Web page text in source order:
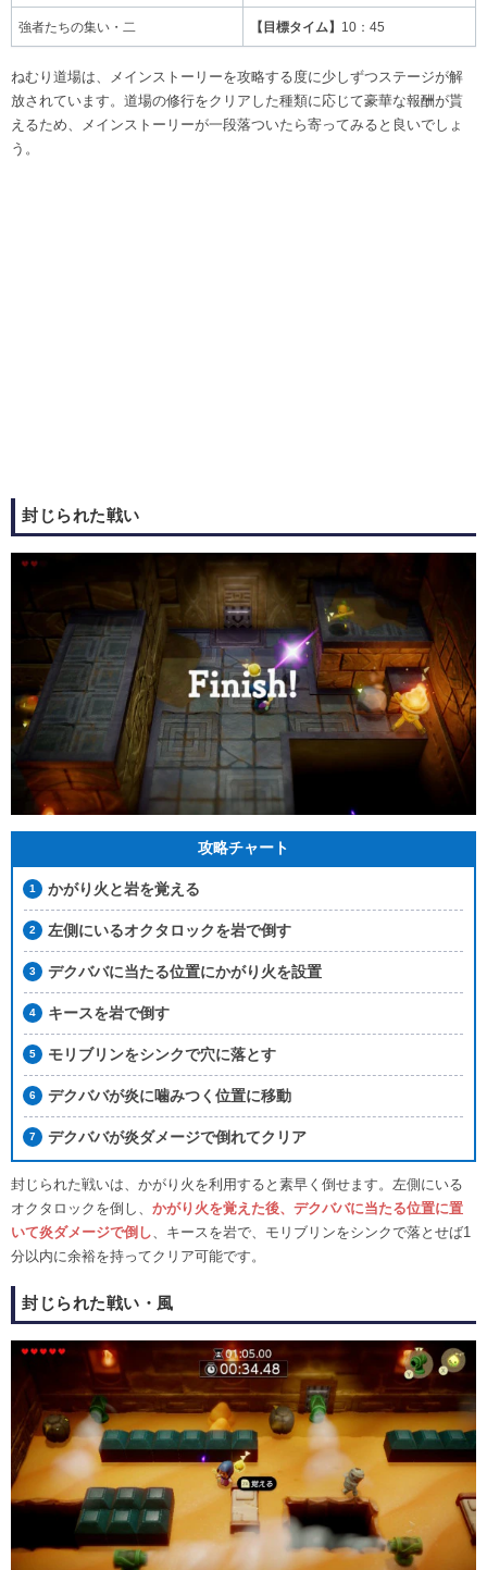
強者たちの集い・二 【目標タイム】 10：45
ねむり道場は、メインストーリーを攻略する度に少しずつステージが解
放されています。道場の修行をクリアした種類に応じて豪華な報酬が貰
えるため、メインストーリーが一段落ついたら寄ってみると良いでしょ
う。
封じられた戦い
攻略チャート
かがり火と岩を覚える
左側にいるオクタロックを岩で倒す
デクババに当たる位置にかがり火を設置
キースを岩で倒す
モリブリンをシンクで穴に落とす
デクババが炎に噛みつく位置に移動
デクババが炎ダメージで倒れてクリア
封じられた戦いは、かがり火を利用すると素早く倒せます。左側にいる
オクタロックを倒し、 かがり火を覚えた後、デクババに当たる位置に置
いて炎ダメージで倒し、キースを岩で、モリブリンをシンクで落とせば1
分以内に余裕を持ってクリア可能です。
封じられた戦い・風